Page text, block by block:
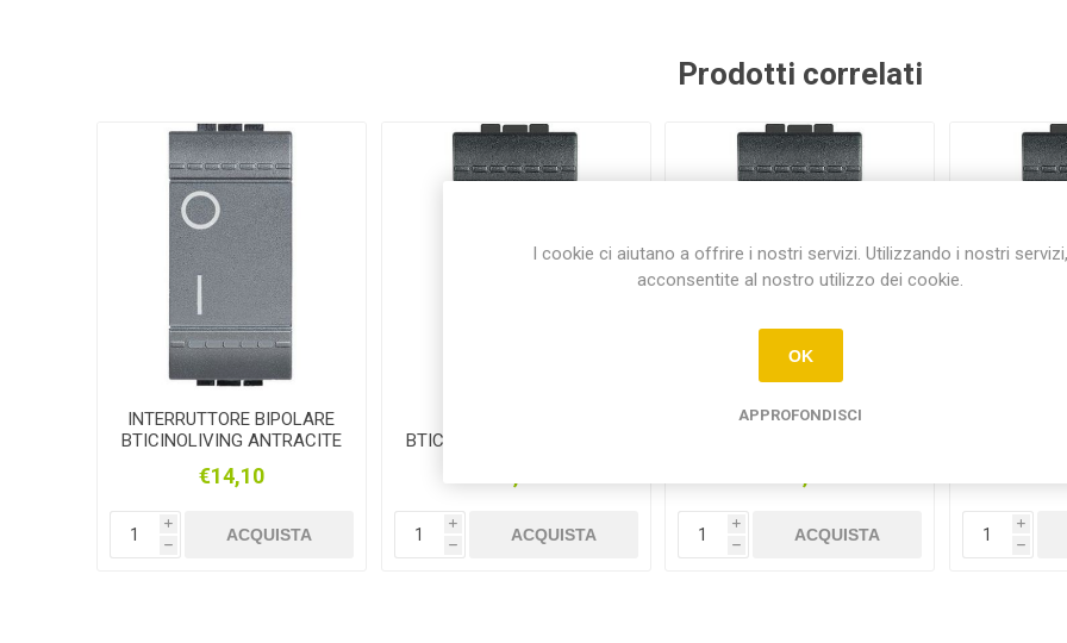
Prodotti correlati
INTERRUTTORE BIPOLARE
BTICINOLIVING ANTRACITE
€14,10
i
h
ACQUISTA
BTICINOLIVING ANTRACITE
i
h
ACQUISTA
INVERTITORE BTICINO
i
h
ACQUISTA
i
h
I cookie ci aiutano a offrire i nostri servizi. Utilizzando i nostri servizi,
acconsentite al nostro utilizzo dei cookie.
OK
APPROFONDISCI